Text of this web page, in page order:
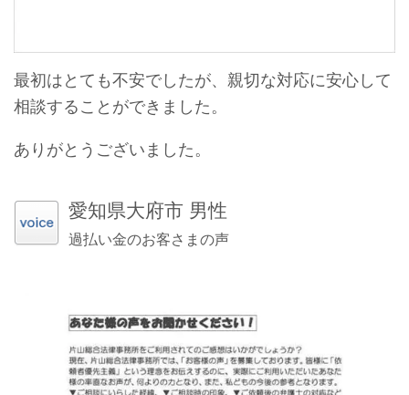
最初はとても不安でしたが、親切な対応に安心して
相談することができました。
ありがとうございました。
愛知県大府市 男性
過払い金のお客さまの声